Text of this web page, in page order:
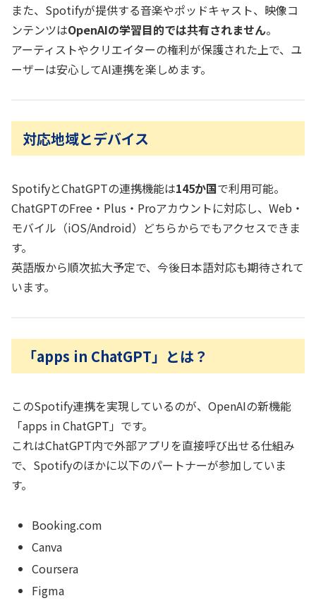
また、Spotifyが提供する音楽やポッドキャスト、映像コ
ンテンツはOpenAIの学習目的では共有されません。
アーティストやクリエイターの権利が保護された上で、ユ
ーザーは安心してAI連携を楽しめます。
対応地域とデバイス
SpotifyとChatGPTの連携機能は145か国で利用可能。
ChatGPTのFree・Plus・Proアカウントに対応し、Web・
モバイル（iOS/Android）どちらからでもアクセスできま
す。
英語版から順次拡大予定で、今後日本語対応も期待されて
います。
「apps in ChatGPT」とは？
このSpotify連携を実現しているのが、OpenAIの新機能
「apps in ChatGPT」です。
これはChatGPT内で外部アプリを直接呼び出せる仕組み
で、Spotifyのほかに以下のパートナーが参加していま
す。
Booking.com
Canva
Coursera
Figma